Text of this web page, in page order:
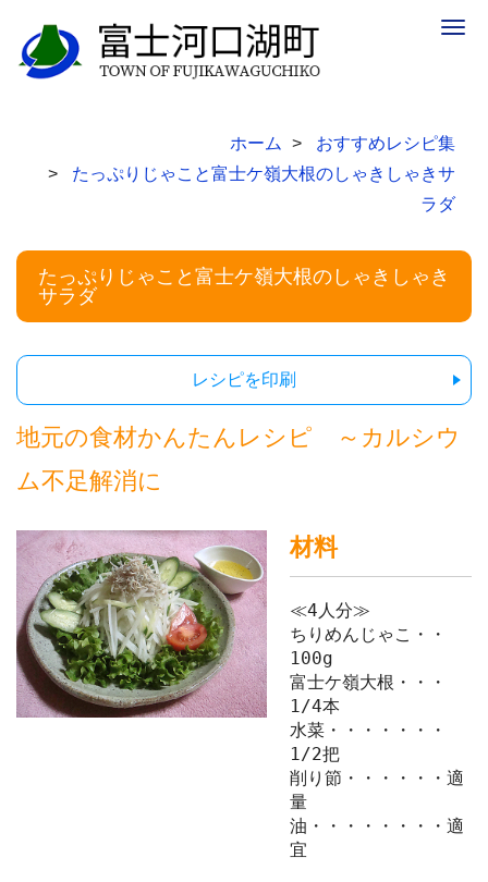
ホーム
おすすめレシピ集
たっぷりじゃこと富士ケ嶺大根のしゃきしゃきサ
ラダ
たっぷりじゃこと富士ケ嶺大根のしゃきしゃき
サラダ
レシピを印刷
地元の食材かんたんレシピ ～カルシウ
ム不足解消に
材料
≪4人分≫
ちりめんじゃこ・・
100g
富士ケ嶺大根・・・
1/4本
水菜・・・・・・・
1/2把
削り節・・・・・・適
量
油・・・・・・・・適
宜